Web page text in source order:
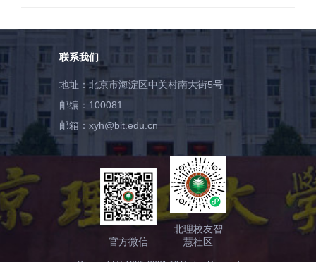
联系我们
地址：北京市海淀区中关村南大街5号
邮编：100081
邮箱：xyh@bit.edu.cn
官方微信
北理校友智
慧社区